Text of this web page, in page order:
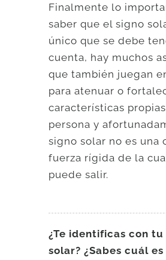
Finalmente lo
saber que el signo
único que se debe
cuenta, hay muchos
que también juegan
para atenuar o
características
persona y
signo solar no es una
fuerza rígida de la
puede salir.
¿Te identificas con tu
solar? ¿Sabes cuál